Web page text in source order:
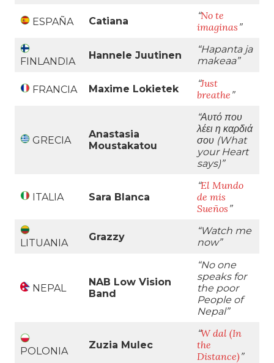
ESPAÑA Catiana “No te
imaginas ”
FINLANDIA
Hannele Juutinen
“Hapanta ja
makeaa”
FRANCIA Maxime Lokietek “Just
breathe ”
GRECIA
Anastasia
Moustakatou
“Αυτό που
λέει η καρδιά
σου (What
your Heart
says)”
ITALIA Sara Blanca
“El Mundo
de mis
Sueños ”
LITUANIA
Grazzy
“Watch me
now”
NEPAL
NAB Low Vision
Band
“No one
speaks for
the poor
People of
Nepal”
POLONIA
Zuzia Mulec
“W dal (In
the
Distance)”